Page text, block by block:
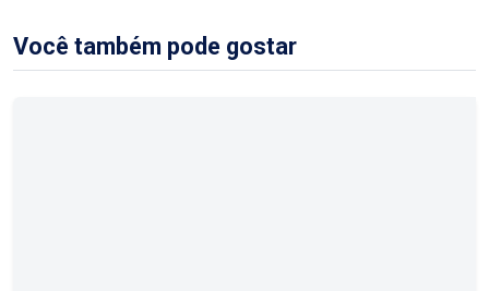
Você também pode gostar